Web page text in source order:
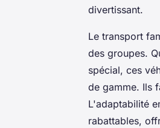
divertissant.
Le transport
des groupes.
spécial, ces
de gamme. Ils
L'adaptabilité
rabattables,